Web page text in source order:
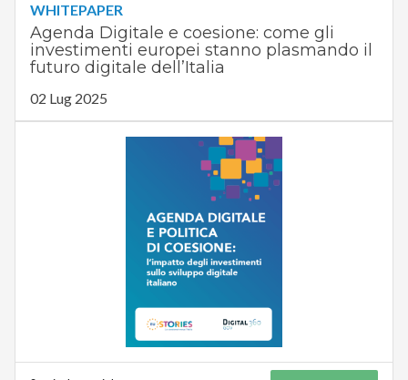
WHITEPAPER
Agenda Digitale e coesione: come gli
investimenti europei stanno plasmando il
futuro digitale dell’Italia
02 Lug 2025